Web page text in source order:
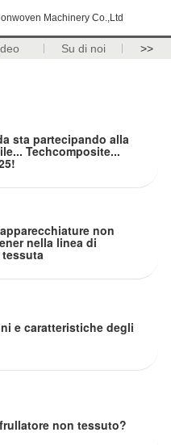
Machinery Co.,Ltd
Su di noi >>
sta partecipando alla
Techcomposite...
non
nella linea di
e caratteristiche degli
non tessuto?